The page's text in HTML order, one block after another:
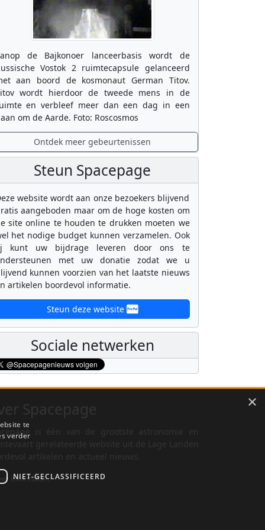
de Bajkonoer lanceerbasis wordt de
Vostok 2 ruimtecapsule gelanceerd
aan boord de kosmonaut German Titov.
wordt hierdoor de tweede mens in de
en verbleef meer dan een dag in een
om de Aarde. Foto: Roscosmos
Ontdek meer gebeurtenissen
Steun Spacepage
website wordt aan onze bezoekers blijvend
aangeboden maar om de hoge kosten om
site online te houden te drukken moeten we
het nodige budget kunnen verzamelen. Ook
kunt uw bijdrage leveren door ons te
met uw donatie zodat we u
kunnen voorzien van het laatste nieuws
artikelen boordevol informatie.
Steun deze website
Sociale netwerken
is één van de grootste astronomie en
informatie...
×
te
verder
NIET-GECLASSIFICEERD